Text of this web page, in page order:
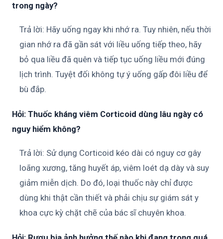
trong ngày?
Trả lời: Hãy uống ngay khi nhớ ra. Tuy nhiên, nếu thời
gian nhớ ra đã gần sát với liều uống tiếp theo, hãy
bỏ qua liều đã quên và tiếp tục uống liều mới đúng
lịch trình. Tuyệt đối không tự ý uống gấp đôi liều để
bù đắp.
Hỏi: Thuốc kháng viêm Corticoid dùng lâu ngày có
nguy hiểm không?
Trả lời: Sử dụng Corticoid kéo dài có nguy cơ gây
loãng xương, tăng huyết áp, viêm loét dạ dày và suy
giảm miễn dịch. Do đó, loại thuốc này chỉ được
dùng khi thật cần thiết và phải chịu sự giám sát y
khoa cực kỳ chặt chẽ của bác sĩ chuyên khoa.